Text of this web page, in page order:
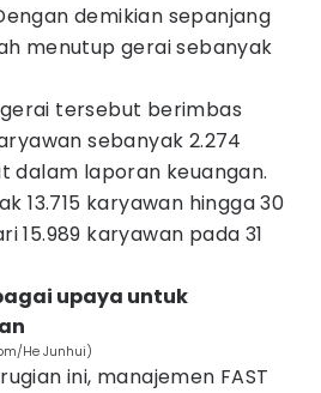
demikian sepanjang
menutup gerai sebanyak
tersebut berimbas
sebanyak 2.274
dalam laporan keuangan.
13.715 karyawan hingga 30
15.989 karyawan pada 31
upaya untuk
He Junhui)
ini, manajemen FAST